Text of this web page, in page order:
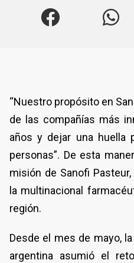
“Nuestro propósito en
de las compañías más
años y dejar una huella
personas”. De esta
misión de Sanofi
la multinacional
región.
Desde el mes de mayo,
argentina asumió el